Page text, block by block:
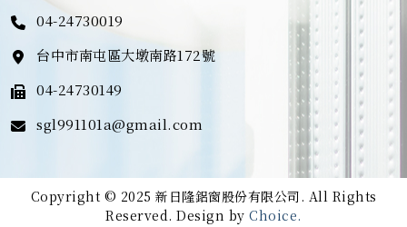
04-24730019
台中市南屯區大墩南路172號
04-24730149
sgl991101a@gmail.com
Copyright © 2025 新日隆鋁窗股份有限公司. All Rights
Reserved. Design byChoice.